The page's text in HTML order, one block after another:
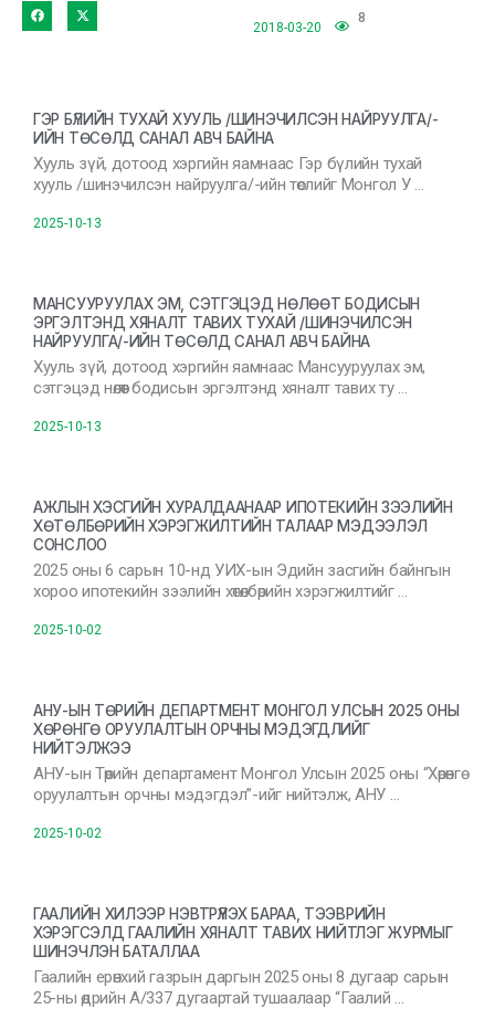
2018-03-20
8
ГЭР БҮЛИЙН ТУХАЙ ХУУЛЬ /ШИНЭЧИЛСЭН НАЙРУУЛГА/-
ИЙН ТӨСӨЛД САНАЛ АВЧ БАЙНА
Хууль зүй, дотоод хэргийн яамнаас Гэр бүлийн тухай
хууль /шинэчилсэн найруулга/-ийн төслийг Монгол У …
2025-10-13
МАНСУУРУУЛАХ ЭМ, СЭТГЭЦЭД НӨЛӨӨТ БОДИСЫН
ЭРГЭЛТЭНД ХЯНАЛТ ТАВИХ ТУХАЙ /ШИНЭЧИЛСЭН
НАЙРУУЛГА/-ИЙН ТӨСӨЛД САНАЛ АВЧ БАЙНА
Хууль зүй, дотоод хэргийн яамнаас Мансууруулах эм,
сэтгэцэд нөлөөт бодисын эргэлтэнд хяналт тавих ту …
2025-10-13
АЖЛЫН ХЭСГИЙН ХУРАЛДААНААР ИПОТЕКИЙН ЗЭЭЛИЙН
ХӨТӨЛБӨРИЙН ХЭРЭГЖИЛТИЙН ТАЛААР МЭДЭЭЛЭЛ
СОНСЛОО
2025 оны 6 сарын 10-нд УИХ-ын Эдийн засгийн байнгын
хороо ипотекийн зээлийн хөтөлбөрийн хэрэгжилтийг …
2025-10-02
АНУ-ЫН ТӨРИЙН ДЕПАРТМЕНТ МОНГОЛ УЛСЫН 2025 ОНЫ
ХӨРӨНГӨ ОРУУЛАЛТЫН ОРЧНЫ МЭДЭГДЛИЙГ
НИЙТЭЛЖЭЭ
АНУ-ын Төрийн департамент Монгол Улсын 2025 оны “Хөрөнгө
оруулалтын орчны мэдэгдэл”-ийг нийтэлж, АНУ …
2025-10-02
ГААЛИЙН ХИЛЭЭР НЭВТРҮҮЛЭХ БАРАА, ТЭЭВРИЙН
ХЭРЭГСЭЛД ГААЛИЙН ХЯНАЛТ ТАВИХ НИЙТЛЭГ ЖУРМЫГ
ШИНЭЧЛЭН БАТАЛЛАА
Гаалийн ерөнхий газрын даргын 2025 оны 8 дугаар сарын
25-ны өдрийн А/337 дугаартай тушаалаар “Гаалий …